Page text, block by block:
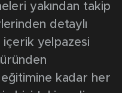
yakından takip
detaylı
yelpazesi
kadar her